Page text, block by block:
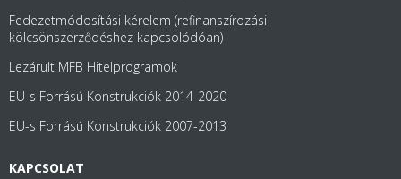
Fedezetmódosítási kérelem (refinanszírozási
kölcsönszerződéshez kapcsolódóan)
Lezárult MFB Hitelprogramok
EU-s Forrású Konstrukciók 2014-2020
EU-s Forrású Konstrukciók 2007-2013
KAPCSOLAT